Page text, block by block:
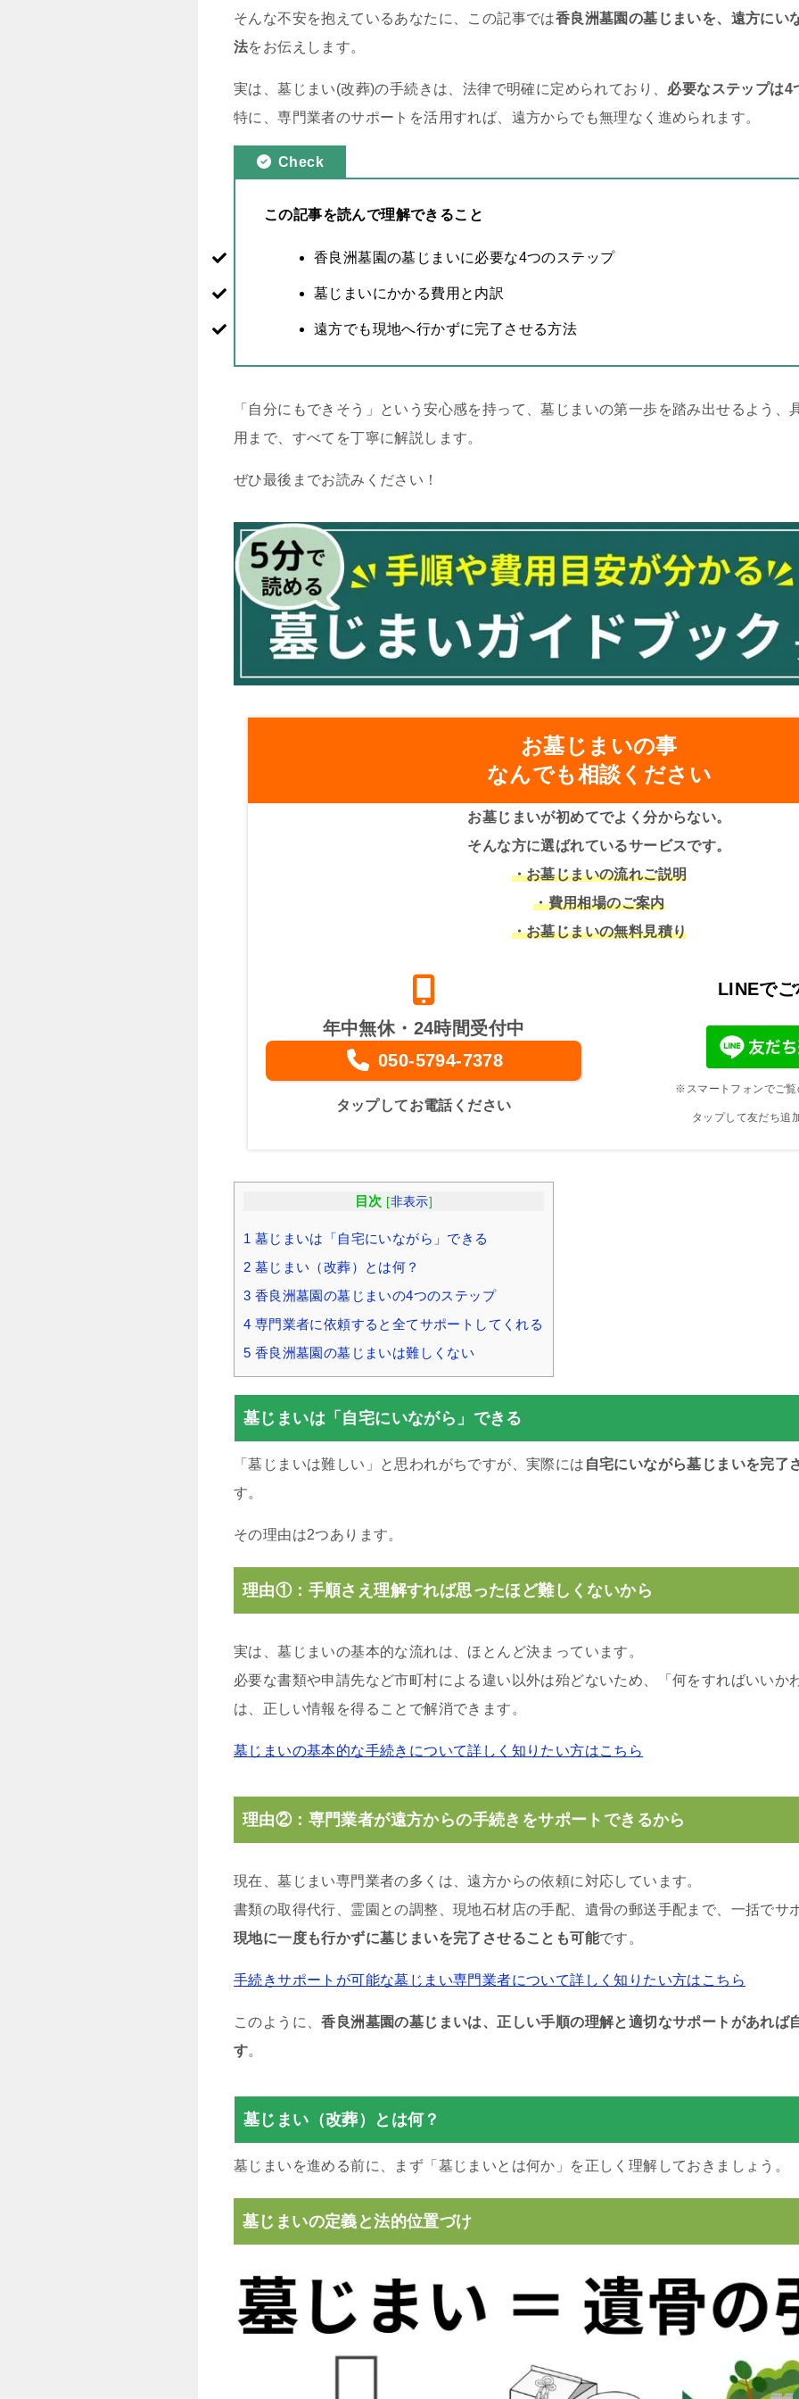
そんな不安を抱えているあなたに、この記事では香良洲墓園の墓じまいを、遠方にい
法をお伝えします。
実は、墓じまい(改葬)の手続きは、法律で明確に定められており、 必要なステップは4
特に、専門業者のサポートを活用すれば、遠方からでも無理なく進められます。
Check
この記事を読んで理解できること
香良洲墓園の墓じまいに必要な4つのステップ
墓じまいにかかる費用と内訳
遠方でも現地へ行かずに完了させる方法
「自分にもできそう」という安心感を持って、墓じまいの第一歩を踏み出せるよう、
用まで、すべてを丁寧に解説します。
ぜひ最後までお読みください！
お墓じまいの事
なんでも相談ください
お墓じまいが初めてでよく分からない。
そんな方に選ばれているサービスです。
・お墓じまいの流れご説明
・費用相場のご案内
・お墓じまいの無料見積り
年中無休・24時間受付中
050-5794-7378
タップしてお電話ください
LINEで
※スマートフォンでご覧
タップして友だち追
目次 [非表示]
1 墓じまいは「自宅にいながら」できる
2 墓じまい（改葬）とは何？
3 香良洲墓園の墓じまいの4つのステップ
4 専門業者に依頼すると全てサポートしてくれる
5 香良洲墓園の墓じまいは難しくない
墓じまいは「自宅にいながら」できる
「墓じまいは難しい」と思われがちですが、実際には 自宅にいながら墓じまいを完了
す。
その理由は2つあります。
理由①：手順さえ理解すれば思ったほど難しくないから
実は、墓じまいの基本的な流れは、ほとんど決まっています。
必要な書類や申請先など市町村による違い以外は殆どないため、「何をすればいいか
は、正しい情報を得ることで解消できます。
墓じまいの基本的な手続きについて詳しく知りたい方はこちら
理由②：専門業者が遠方からの手続きをサポートできるから
現在、墓じまい専門業者の多くは、遠方からの依頼に対応しています。
書類の取得代行、霊園との調整、現地石材店の手配、遺骨の郵送手配まで、一括でサ
現地に一度も行かずに墓じまいを完了させることも可能です。
手続きサポートが可能な墓じまい専門業者について詳しく知りたい方はこちら
このように、香良洲墓園の墓じまいは、正しい手順の理解と適切なサポートがあれば
す。
墓じまい（改葬）とは何？
墓じまいを進める前に、まず「墓じまいとは何か」を正しく理解しておきましょう。
墓じまいの定義と法的位置づけ